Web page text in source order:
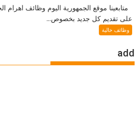
متابعينا موقع الجمهورية اليوم وظائف اهرام
على تقديم كل جديد بخصوص...
وظائف خالية
add